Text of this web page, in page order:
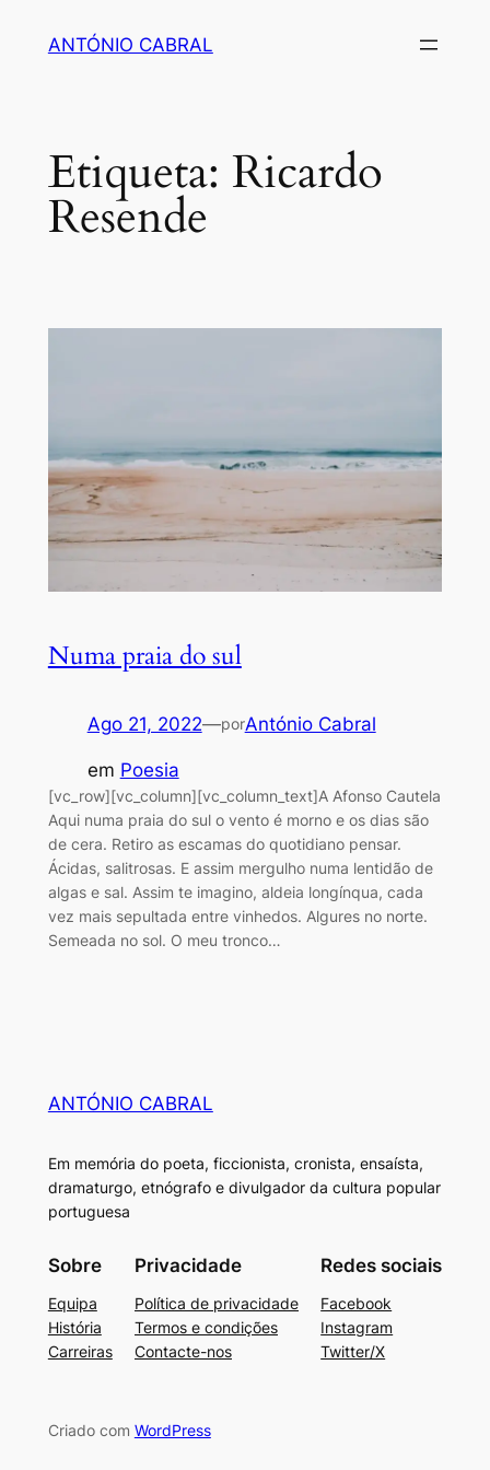
ANTÓNIO CABRAL
Etiqueta: Ricardo
Resende
Numa praia do sul
Ago 21, 2022—porAntónio Cabral
em Poesia
[vc_row][vc_column][vc_column_text]A Afonso Cautela
Aqui numa praia do sul o vento é morno e os dias são
de cera. Retiro as escamas do quotidiano pensar.
Ácidas, salitrosas. E assim mergulho numa lentidão de
algas e sal. Assim te imagino, aldeia longínqua, cada
vez mais sepultada entre vinhedos. Algures no norte.
Semeada no sol. O meu tronco…
ANTÓNIO CABRAL
Em memória do poeta, ficcionista, cronista, ensaísta,
dramaturgo, etnógrafo e divulgador da cultura popular
portuguesa
Sobre
Equipa
História
Carreiras
Privacidade
Política de privacidade
Termos e condições
Contacte-nos
Redes sociais
Facebook
Instagram
Twitter/X
Criado com WordPress